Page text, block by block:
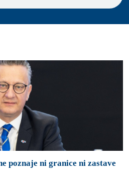
poznaje ni granice ni zastave